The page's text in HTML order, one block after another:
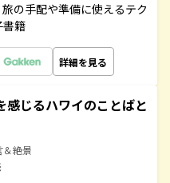
の手配や準備に使えるテク
書籍
詳細を見る
感じるハワイのことばと
＆絶景